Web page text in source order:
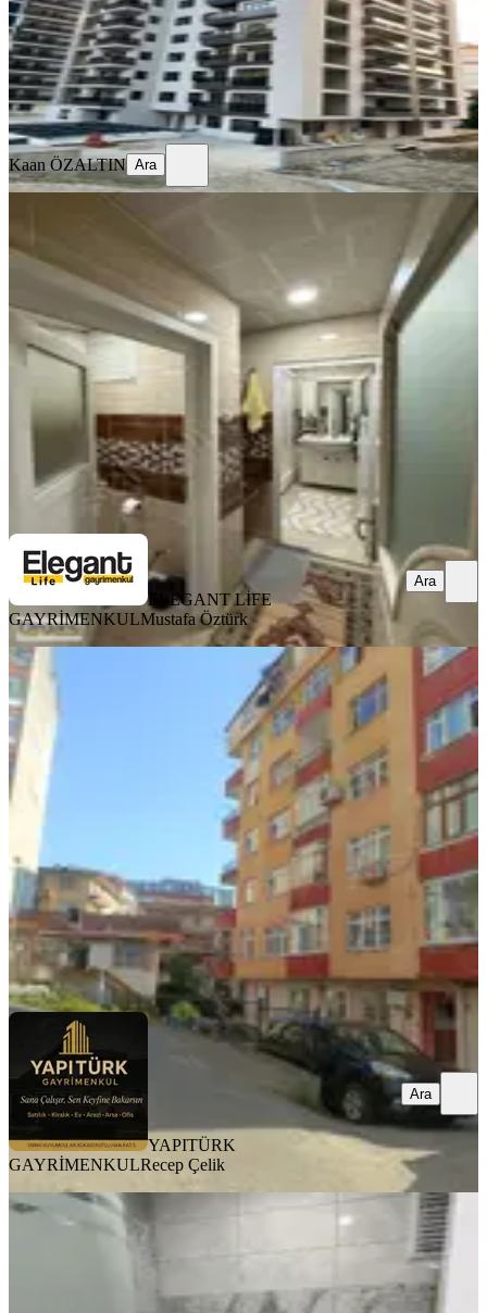
13.500.000 ₺14.800.000 ₺
Kaan ÖZALTIN
Ara
Kaan ÖZALTIN Ara
Merkez, Bağdatlı Mahallesi
3+1·130 m² 4. Kat·15.07.2026
3.500.000 ₺
ELEGANT LİFE GAYRİMENKUL Mustafa Öztürk
ELEGANT LİFE
GAYRİMENKULMustafa Öztürk
Ara
YÜK. TAVAN
Yapıtürk Gayrimenkul'den Şehrin
Göbeğinde 3+1 130 M² 4. Kat Fırsat
Merkez, Tophane Mahallesi
130 m²·4. Kat·14.07.2026
YAPITÜRK GAYRİMENKUL Recep Çelik
Ara
YAPITÜRK
GAYRİMENKULRecep Çelik
Ara
SİTE İÇİ
Deniz Manzaralı Havuzlu Lüks Satılık
3+1 Daire!!
Merkez, Boğaz Mahallesi